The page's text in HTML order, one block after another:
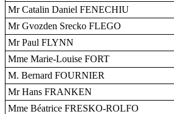
Mr Catalin Daniel FENECHIU
Mr Gvozden Srecko FLEGO
Mr Paul FLYNN
Mme Marie-Louise FORT
M. Bernard FOURNIER
Mr Hans FRANKEN
Mme Béatrice FRESKO-ROLFO